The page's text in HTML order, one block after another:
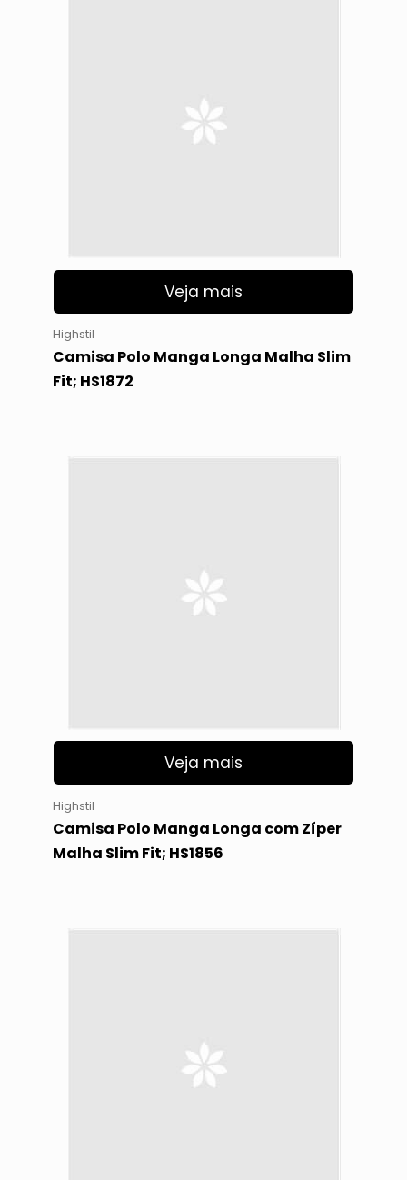
Veja mais
Highstil
Camisa Polo Manga Longa Malha Slim
Fit; HS1872
Veja mais
Highstil
Camisa Polo Manga Longa com Zíper
Malha Slim Fit; HS1856